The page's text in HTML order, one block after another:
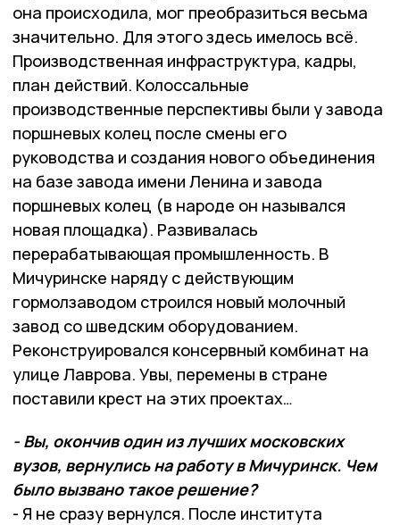
она происходила, мог преобразиться весьма
значительно. Для этого здесь имелось всё.
Производственная инфраструктура, кадры,
план действий. Колоссальные
производственные перспективы были у завода
поршневых колец после смены его
руководства и создания нового объединения
на базе завода имени Ленина и завода
поршневых колец (в народе он назывался
новая площадка). Развивалась
перерабатывающая промышленность. В
Мичуринске наряду с действующим
гормолзаводом строился новый молочный
завод со шведским оборудованием.
Реконструировался консервный комбинат на
улице Лаврова. Увы, перемены в стране
поставили крест на этих проектах…
- Вы, окончив один из лучших московских
вузов, вернулись на работу в Мичуринск. Чем
было вызвано такое решение?
- Я не сразу вернулся. После института